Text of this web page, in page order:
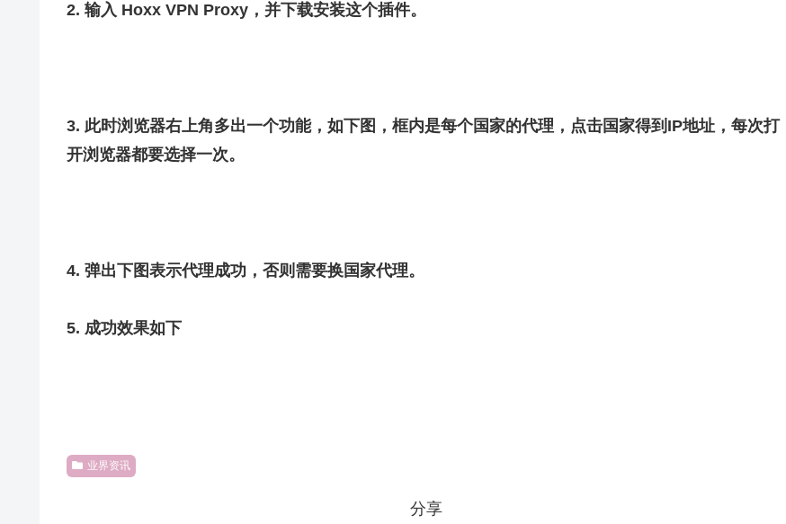
2. 输入 Hoxx VPN Proxy，并下载安装这个插件。
3. 此时浏览器右上角多出一个功能，如下图，框内是每个国家的代理，点击国家得到IP地址，每次打
开浏览器都要选择一次。
4. 弹出下图表示代理成功，否则需要换国家代理。
5. 成功效果如下
业界资讯
分享